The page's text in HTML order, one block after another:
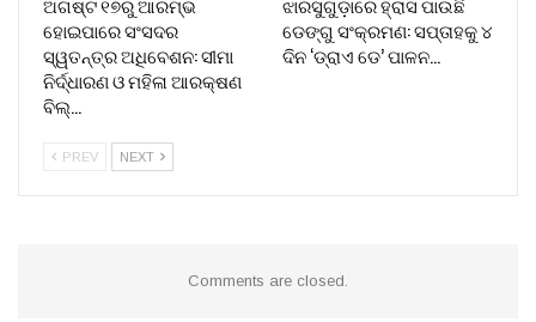
ହୋଇପାରେ ସଂସଦର
ସ୍ୱତନ୍ତ୍ର ଅଧିବେଶନ: ସୀମା
ନିର୍ଦ୍ଧାରଣ ଓ ମହିଳା ଆରକ୍ଷଣ
ବିଲ୍…
ଡେଙ୍ଗୁ ସଂକ୍ରମଣ: ସପ୍ତାହକୁ ୪
ଦିନ ‘ଡ୍ରାଏ ଡେ’ ପାଳନ…
PREV NEXT
Comments are closed.